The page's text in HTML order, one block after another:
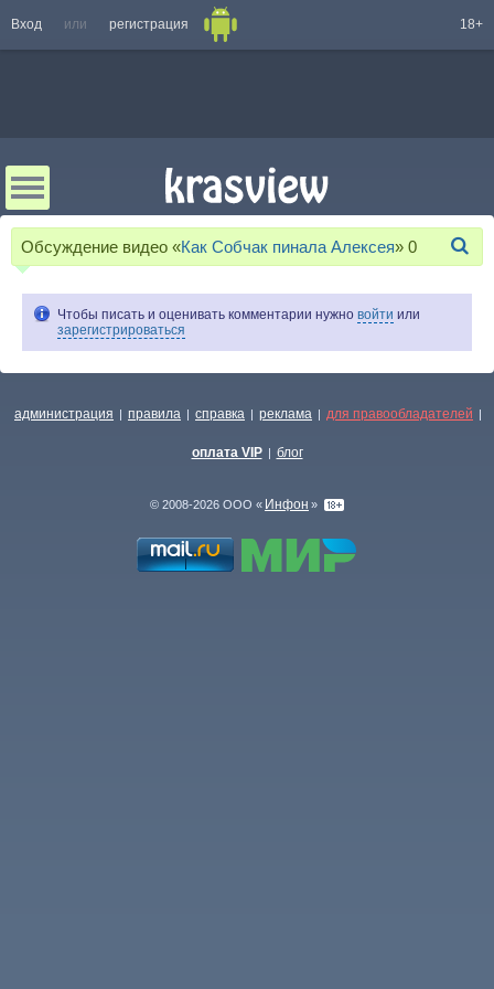
Вход или регистрация 18+
Обсуждение видео «Как Собчак пинала Алексея» 0
Чтобы писать и оценивать комментарии нужно войти или
зарегистрироваться
администрация | правила | справка | реклама | для правообладателей |
оплата VIP | блог
© 2008-2026 ООО « Инфон »